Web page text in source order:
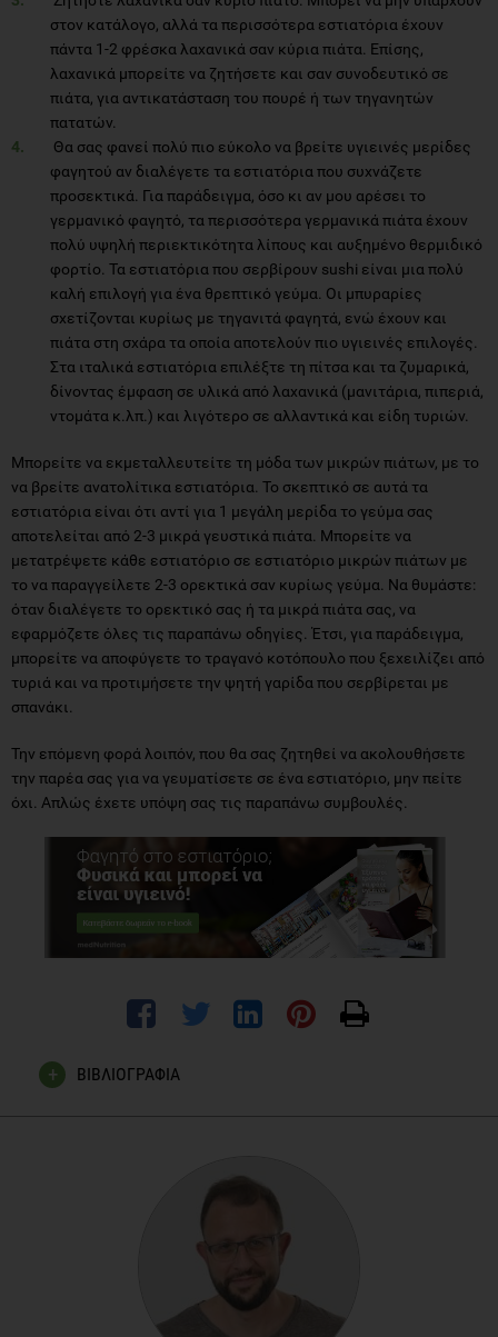
στον κατάλογο, αλλά τα περισσότερα εστιατόρια έχουν
πάντα 1-2 φρέσκα λαχανικά σαν κύρια πιάτα. Επίσης,
λαχανικά μπορείτε να ζητήσετε και σαν συνοδευτικό σε
πιάτα, για αντικατάσταση του πουρέ ή των τηγανητών
πατατών.
Θα σας φανεί πολύ πιο εύκολο να βρείτε υγιεινές μερίδες
φαγητού αν διαλέγετε τα εστιατόρια που συχνάζετε
προσεκτικά. Για παράδειγμα, όσο κι αν μου αρέσει το
γερμανικό φαγητό, τα περισσότερα γερμανικά πιάτα έχουν
πολύ υψηλή περιεκτικότητα λίπους και αυξημένο θερμιδικό
φορτίο. Τα εστιατόρια που σερβίρουν sushi είναι μια πολύ
καλή επιλογή για ένα θρεπτικό γεύμα. Οι μπυραρίες
σχετίζονται κυρίως με τηγανιτά φαγητά, ενώ έχουν και
πιάτα στη σχάρα τα οποία αποτελούν πιο υγιεινές επιλογές.
Στα ιταλικά εστιατόρια επιλέξτε τη πίτσα και τα ζυμαρικά,
δίνοντας έμφαση σε υλικά από λαχανικά (μανιτάρια, πιπεριά,
ντομάτα κ.λπ.) και λιγότερο σε αλλαντικά και είδη τυριών.
Μπορείτε να εκμεταλλευτείτε τη μόδα των μικρών πιάτων, με το
να βρείτε ανατολίτικα εστιατόρια. Το σκεπτικό σε αυτά τα
εστιατόρια είναι ότι αντί για 1 μεγάλη μερίδα το γεύμα σας
αποτελείται από 2-3 μικρά γευστικά πιάτα. Μπορείτε να
μετατρέψετε κάθε εστιατόριο σε εστιατόριο μικρών πιάτων με
το να παραγγείλετε 2-3 ορεκτικά σαν κυρίως γεύμα. Να θυμάστε:
όταν διαλέγετε το ορεκτικό σας ή τα μικρά πιάτα σας, να
εφαρμόζετε όλες τις παραπάνω οδηγίες. Έτσι, για παράδειγμα,
μπορείτε να αποφύγετε το τραγανό κοτόπουλο που ξεχειλίζει από
τυριά και να προτιμήσετε την ψητή γαρίδα που σερβίρεται με
σπανάκι.
Την επόμενη φορά λοιπόν, που θα σας ζητηθεί να ακολουθήσετε
την παρέα σας για να γευματίσετε σε ένα εστιατόριο, μην πείτε
όχι. Απλώς έχετε υπόψη σας τις παραπάνω συμβουλές.
ΒΙΒΛΙΟΓΡΑΦΙΑ
service chain restaurants in London, UK. J Nutr Educ Behav.
2011 Nov-Dec;43(6):543-7. Epub 2011 Sep 16.
Vadiveloo MK, Dixon LB, Elbel B. Consumer purchasing
York City. Int J Behav Nutr Phys Act. 2011 May 27;8:51.